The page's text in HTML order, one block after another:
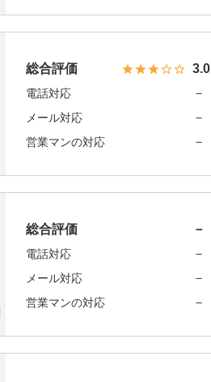
総合評価 3.0
電話対応 －
メール対応 －
営業マンの対応 －
総合評価 －
電話対応 －
メール対応 －
営業マンの対応 －